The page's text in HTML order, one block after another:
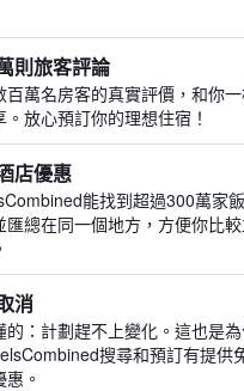
則旅客評論
百萬名房客的真實評價，和你
。放心預訂你的理想住宿！
店優惠
能找到超過300萬家
匯總在同一個地方，方便你比
消
的：計劃趕不上變化。這也是
搜尋和預訂有提供
。